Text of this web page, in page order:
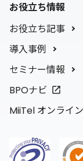
お役立ち情報
お役立ち記事
導入事例
セミナー情報
BPOナビ
MiiTel オンライ